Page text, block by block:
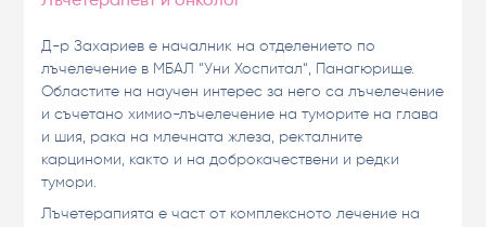
Д-р Захариев е началник на отделението по
лъчелечение в МБАЛ “Уни Хоспитал“, Панагюрище.
Областите на научен интерес за него са лъчелечение
и съчетано химио-лъчелечение на туморите на глава
и шия, рака на млечната жлеза, ректалните
карциноми, както и на доброкачествени и редки
тумори.
Лъчетерапията е част от комплексното лечение на